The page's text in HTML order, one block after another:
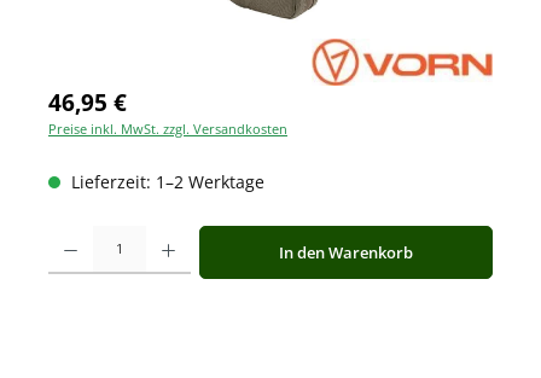
46,95 €
Preise inkl. MwSt. zzgl. Versandkosten
Lieferzeit: 1–2 Werktage
Produkt Anzahl: Gib den gewünschten Wert ein oder benutze die
In den Warenkorb